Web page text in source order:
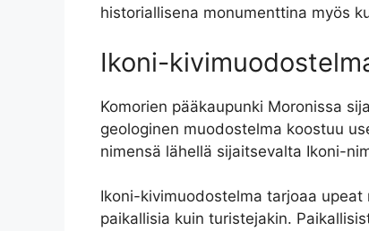
historiallisena monumenttina myös
Ikoni-
Komorien pääkaupunki Moronissa
geologinen muodostelma koostuu
nimensä lähellä sijaitsevalta Ikoni-
Ikoni-kivimuodostelma tarjoaa
paikallisia kuin turistejakin.